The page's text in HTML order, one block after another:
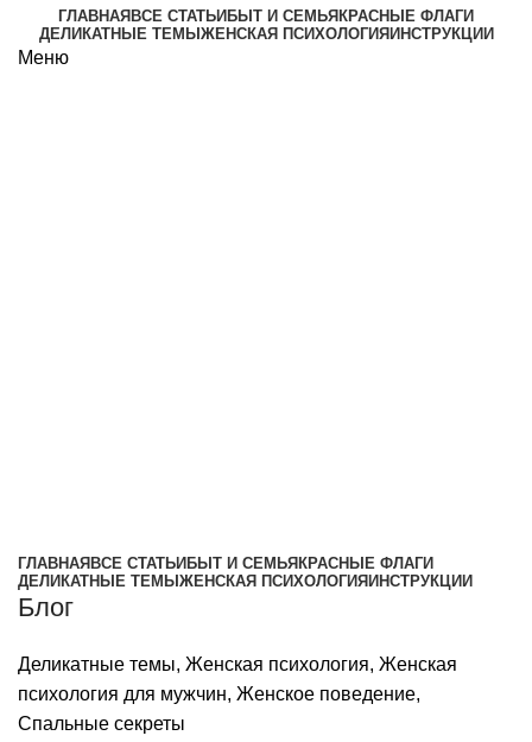
ГЛАВНАЯ ВСЕ СТАТЬИ БЫТ И СЕМЬЯ КРАСНЫЕ ФЛАГИ
ДЕЛИКАТНЫЕ ТЕМЫ ЖЕНСКАЯ ПСИХОЛОГИЯ ИНСТРУКЦИИ
Меню
ГЛАВНАЯ ВСЕ СТАТЬИ БЫТ И СЕМЬЯ КРАСНЫЕ ФЛАГИ
ДЕЛИКАТНЫЕ ТЕМЫ ЖЕНСКАЯ ПСИХОЛОГИЯ ИНСТРУКЦИИ
Блог
Деликатные темы, Женская психология, Женская
психология для мужчин, Женское поведение,
Спальные секреты